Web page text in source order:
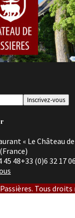
« Le Château de
45 48+33 (0)6 32 17
Tous droits